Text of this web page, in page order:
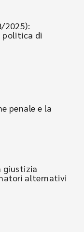
2025):
di
penale e la
giustizia
alternativi